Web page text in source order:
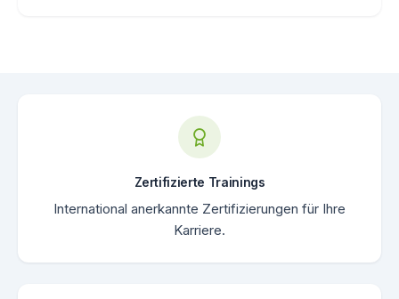
Zertifizierte Trainings
International anerkannte Zertifizierungen für Ihre
Karriere.